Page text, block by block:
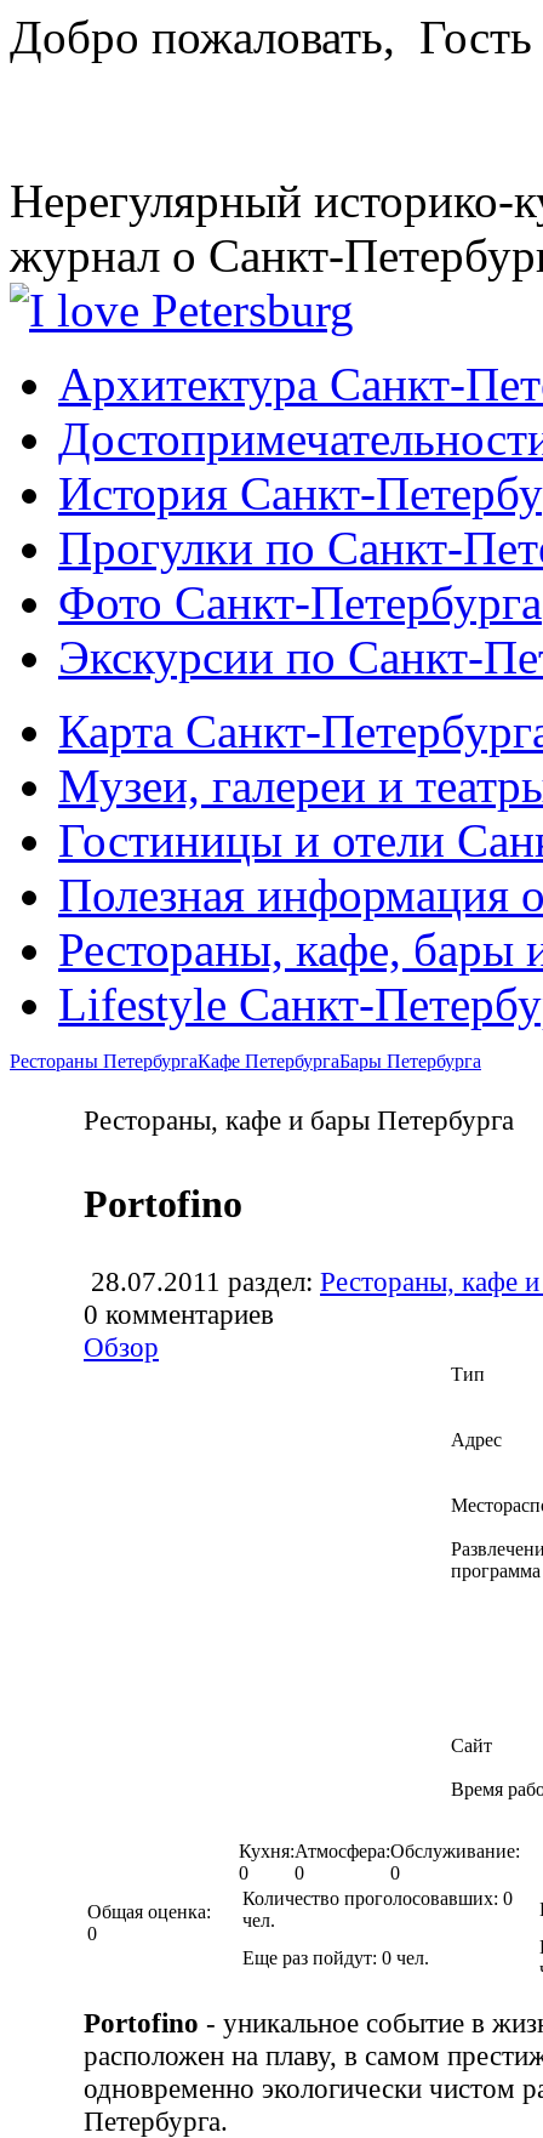
Добро пожаловать, Гость
Нерегулярный историко-
журнал о Санкт-
Архитектура Санкт-
История Санкт-
Прогулки по Санкт-
Фото Санкт-Петербурга
Экскурсии по Санкт-
Карта Санкт-
Музеи, галереи и
Гостиницы и отели
Полезная информация
Рестораны, кафе, бары
Lifestyle Санкт-
Рестораны ПетербургаКафе ПетербургаБары Петербурга
Рестораны, кафе и бары Петербурга
Portofino
28.07.2011 раздел: Рестораны, кафе
0 комментариев
Обзор
Тип
Адрес
программа
Сайт
Время
Общая оценка:
0
Кухня:
0
Атмосфера:
0
Обслуживание:
0
Количество проголосовавших: 0
чел.
Еще раз пойдут: 0 чел.
Portofino - уникальное событие в
расположен на плаву, в самом
одновременно экологически чистом
Петербурга.